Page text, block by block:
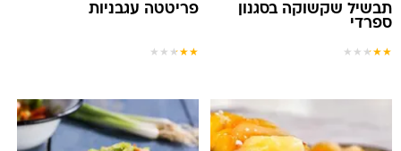
תבשיל שקשוקה בסגנון
ספרדי
★
★
★
★
★
פריטטה עגבניות
★
★
★
★
★